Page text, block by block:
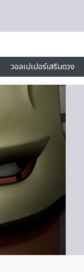
วอลเปเปอร์เสริมดวง